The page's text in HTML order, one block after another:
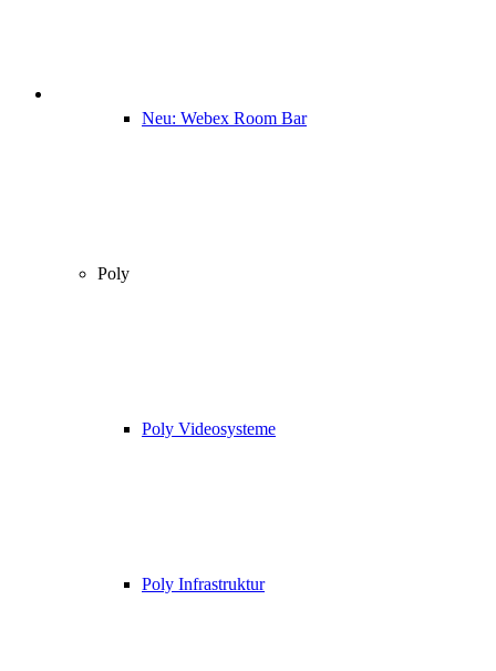
Neu: Webex Room Bar
Poly
Poly Videosysteme
Poly Infrastruktur